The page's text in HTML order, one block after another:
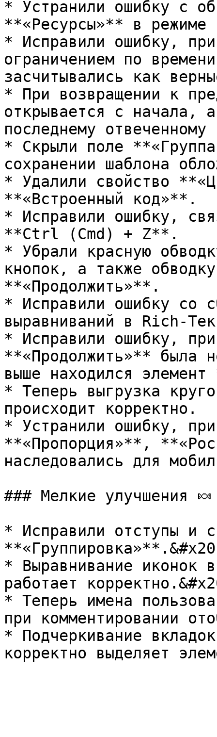
* Устранили ошибку с
**«Ресурсы»** в режиме
* Исправили ошибку,
ограничением по
засчитывались как
* При возвращении к
открывается с начала,
последнему
* Скрыли поле
сохранении шаблона
* Удалили свойство
**«Встроенный код»**.
* Исправили ошибку,
**Ctrl (Cmd) + Z**.
* Убрали красную
кнопок, а также
**«Продолжить»**.
* Исправили ошибку со
выравниваний в Rich-
* Исправили ошибку,
**«Продолжить»** была
выше находился
* Теперь выгрузка
происходит корректно.
* Устранили ошибку,
**«Пропорция»**,
наследовались для
### Мелкие улучшения 🍬
* Исправили отступы и
* Выравнивание иконок
работает
* Теперь имена
при комментировании
* Подчеркивание